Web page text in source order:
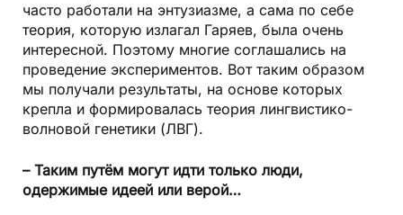
часто работали на энтузиазме, а сама по себе
теория, которую излагал Гаряев, была очень
интересной. Поэтому многие соглашались на
проведение экспериментов. Вот таким образом
мы получали результаты, на основе которых
крепла и формировалась теория лингвистико-
волновой генетики (ЛВГ).
– Таким путём могут идти только люди,
одержимые идеей или верой…